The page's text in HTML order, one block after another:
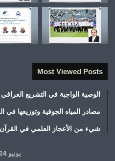
Most Viewed Posts
الوصية الواجبة في التشريع العراقي
مصادر المياه الجوفية وتوزيعها في
شيء من الأعجاز العلمي في
يونيو 2024